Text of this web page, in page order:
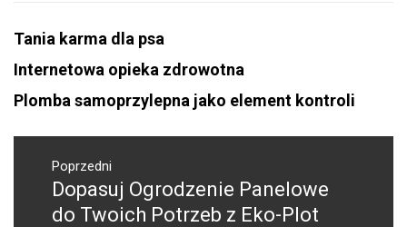
Tania karma dla psa
Internetowa opieka zdrowotna
Plomba samoprzylepna jako element kontroli
Nawigacja
wpisuPoprzedni
Poprzedni
wpis:
Dopasuj Ogrodzenie Panelowe
do Twoich Potrzeb z Eko-Plot